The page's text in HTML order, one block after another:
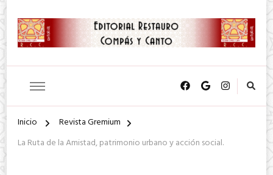
Inicio
Revista Gremium
La Ruta de la Amistad, patrimonio urbano y acción social.